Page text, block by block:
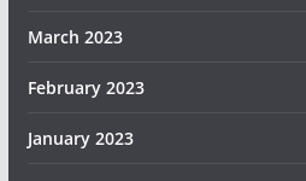
March 2023
February 2023
January 2023